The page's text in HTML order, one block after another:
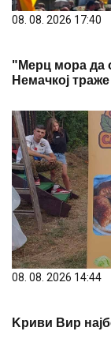
08. 08. 2026 17:40
"Мерц мора да
Немачкој
08. 08. 2026 14:44
Kриви Вир